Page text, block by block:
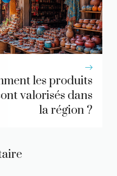
les produits
valorisés dans
la région ?